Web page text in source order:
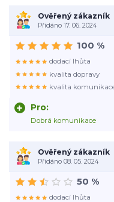
Ověřený zákazník
Přidáno 17. 06. 2024
Pro:
Dobrá komunikace
100 %
dodací lhůta
kvalita dopravy
kvalita
Ověřený zákazník
Přidáno 08. 05. 2024
50 %
dodací lhůta